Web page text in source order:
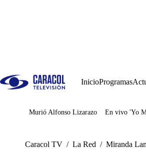
InicioProgramas
Juegos
Murió Alfonso Lizarazo En vivo 'Yo
Caracol TV / La Red / Miranda